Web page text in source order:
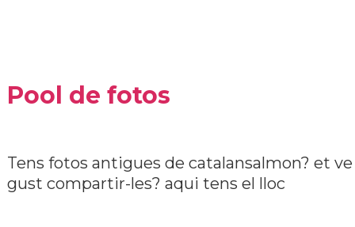
Pool de fotos
Tens fotos antigues de catalansalmon? et
gust compartir-les? aqui tens el lloc